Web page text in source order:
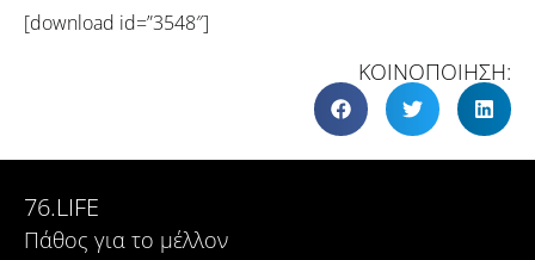
[download id=”3548″]
ΚΟΙΝΟΠΟΙΗΣΗ:
76.LIFE
Πάθος για το μέλλον